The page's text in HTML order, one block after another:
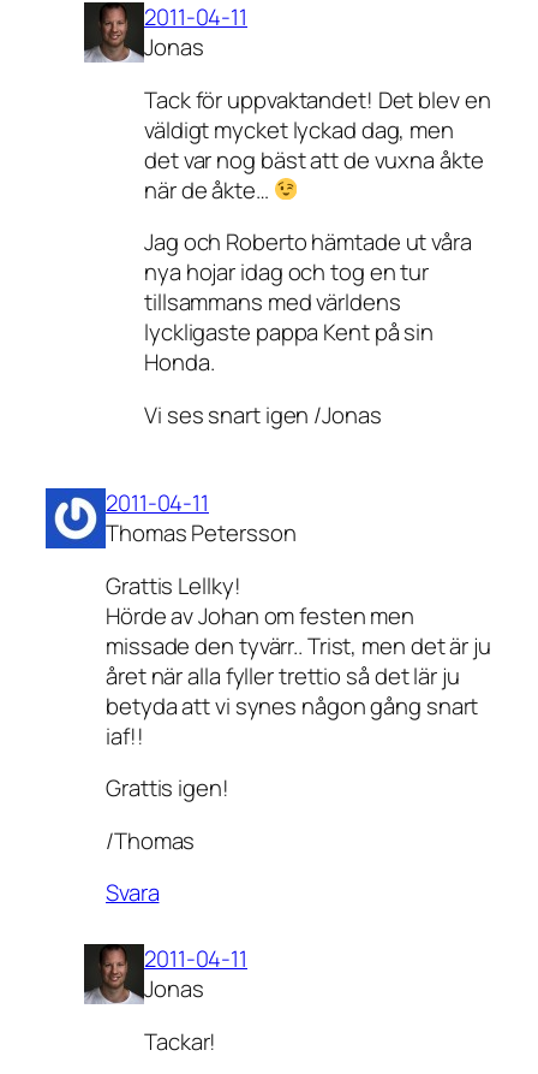
2011-04-11
Jonas
Tack för uppvaktandet! Det blev en
väldigt mycket lyckad dag, men
det var nog bäst att de vuxna åkte
när de åkte…
Jag och Roberto hämtade ut våra
nya hojar idag och tog en tur
tillsammans med världens
lyckligaste pappa Kent på sin
Honda.
Vi ses snart igen /Jonas
2011-04-11
Thomas Petersson
Grattis Lellky!
Hörde av Johan om festen men
missade den tyvärr.. Trist, men det är ju
året när alla fyller trettio så det lär ju
betyda att vi synes någon gång snart
iaf!!
Grattis igen!
/Thomas
Svara
2011-04-11
Jonas
Tackar!